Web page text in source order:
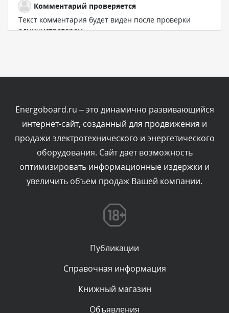
Комментарий проверяется
Текст комментария будет виден после проверки
администратором.
Комментарий проверяется
Текст комментария будет виден после проверки
администратором.
Сегодня, в 07:26
Комментарий проверяется
Текст комментария будет виден после проверки
Комментарий проверяется
Текст комментария будет виден после проверки
администратором.
Комментарий проверяется
Energoboard.ru – это динамично развивающийся
интернет-сайт, созданный для продвижения и
продажи электротехнического и энергетического
оборудования. Сайт дает возможность
оптимизировать информационные издержки и
увеличить объем продаж Вашей компании.
Публикации
Справочная информация
Книжный магазин
Объявления